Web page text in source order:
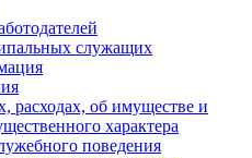
служащих
расходах, об имуществе и
характера
поведения